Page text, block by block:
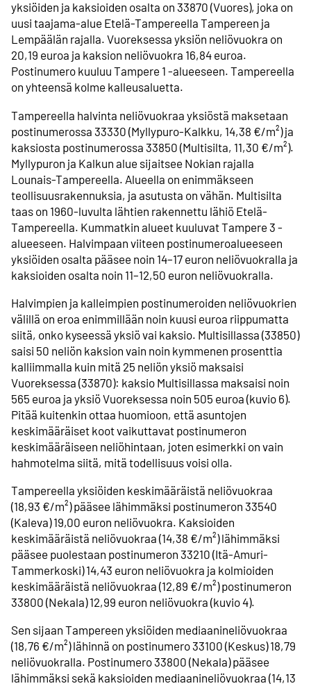
yksiöiden ja kaksioiden osalta on 33870 (Vuores), joka on
uusi taajama-alue Etelä-Tampereella Tampereen ja
Lempäälän rajalla. Vuoreksessa yksiön neliövuokra on
20,19 euroa ja kaksion neliövuokra 16,84 euroa.
Postinumero kuuluu Tampere 1 -alueeseen. Tampereella
on yhteensä kolme kalleusaluetta.
Tampereella halvinta neliövuokraa yksiöstä maksetaan
postinumerossa 33330 (Myllypuro-Kalkku, 14,38 €/m²) ja
kaksiosta postinumerossa 33850 (Multisilta, 11,30 €/m²).
Myllypuron ja Kalkun alue sijaitsee Nokian rajalla
Lounais-Tampereella. Alueella on enimmäkseen
teollisuusrakennuksia, ja asutusta on vähän. Multisilta
taas on 1960-luvulta lähtien rakennettu lähiö Etelä-
Tampereella. Kummatkin alueet kuuluvat Tampere 3 -
alueeseen. Halvimpaan viiteen postinumeroalueeseen
yksiöiden osalta pääsee noin 14–17 euron neliövuokralla ja
kaksioiden osalta noin 11­–12,50 euron neliövuokralla.
Halvimpien ja kalleimpien postinumeroiden neliövuokrien
välillä on eroa enimmillään noin kuusi euroa riippumatta
siitä, onko kyseessä yksiö vai kaksio. Multisillassa (33850)
saisi 50 neliön kaksion vain noin kymmenen prosenttia
kalliimmalla kuin mitä 25 neliön yksiö maksaisi
Vuoreksessa (33870): kaksio Multisillassa maksaisi noin
565 euroa ja yksiö Vuoreksessa noin 505 euroa (kuvio 6).
Pitää kuitenkin ottaa huomioon, että asuntojen
keskimääräiset koot vaikuttavat postinumeron
keskimääräiseen neliöhintaan, joten esimerkki on vain
hahmotelma siitä, mitä todellisuus voisi olla.
Tampereella yksiöiden keskimääräistä neliövuokraa
(18,93 €/m²) pääsee lähimmäksi postinumeron 33540
(Kaleva) 19,00 euron neliövuokra. Kaksioiden
keskimääräistä neliövuokraa (14,38 €/m²) lähimmäksi
pääsee puolestaan postinumeron 33210 (Itä-Amuri-
Tammerkoski) 14,43 euron neliövuokra ja kolmioiden
keskimääräistä neliövuokraa (12,89 €/m²) postinumeron
33800 (Nekala) 12,99 euron neliövuokra (kuvio 4).
Sen sijaan Tampereen yksiöiden mediaanineliövuokraa
(18,76 €/m²) lähinnä on postinumero 33100 (Keskus) 18,79
neliövuokralla. Postinumero 33800 (Nekala) pääsee
lähimmäksi sekä kaksioiden mediaanineliövuokraa (14,13